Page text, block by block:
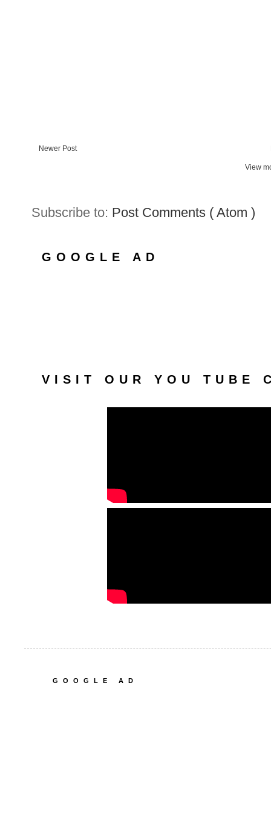
Newer Post
View
Subscribe to: Post Comments ( Atom )
GOOGLE AD
VISIT OUR YOU TUBE
GOOGLE AD